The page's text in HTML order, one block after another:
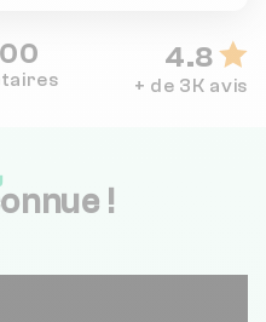
4.8
+ de 3K avis
!